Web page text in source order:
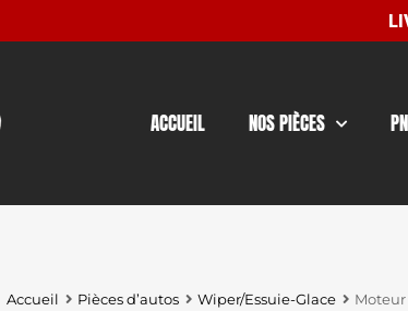
ACCUEIL NOS PIÈCES
Accueil Pièces d’autos Wiper/Essuie-Glace